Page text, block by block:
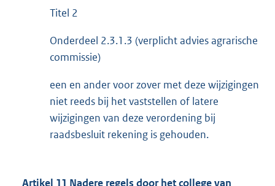
Titel 2
Onderdeel 2.3.1.3 (verplicht advies agrarische
commissie)
een en ander voor zover met deze wijzigingen
niet reeds bij het vaststellen of latere
wijzigingen van deze verordening bij
raadsbesluit rekening is gehouden.
Artikel 11 Nadere regels door het college van